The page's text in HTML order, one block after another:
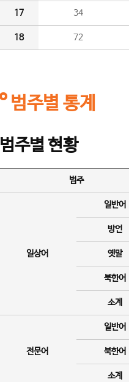
17 34
18 72
범주별 통계
범주별 현황
범주
일상어
일반어
방언
옛말
북한어
소계
전문어
일반어
북한어
소계